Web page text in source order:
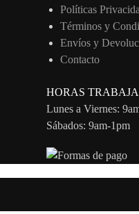
Políticas
Términos y
Envíos y
Contacto
HORAS
Lunes a Viernes:
Sábados: 9am-1pm